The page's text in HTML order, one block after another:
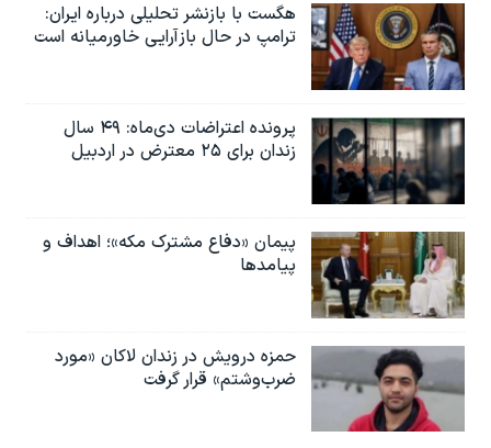
هگست با بازنشر تحلیلی درباره ایران:
ترامپ در حال بازآرایی خاورمیانه است
پرونده اعتراضات دی‌ماه: ۴۹ سال
زندان برای ۲۵ معترض در اردبیل
پیمان «دفاع مشترک مکه»؛ اهداف و
پیامدها
حمزه درویش در زندان لاکان «مورد
ضرب‌وشتم» قرار گرفت